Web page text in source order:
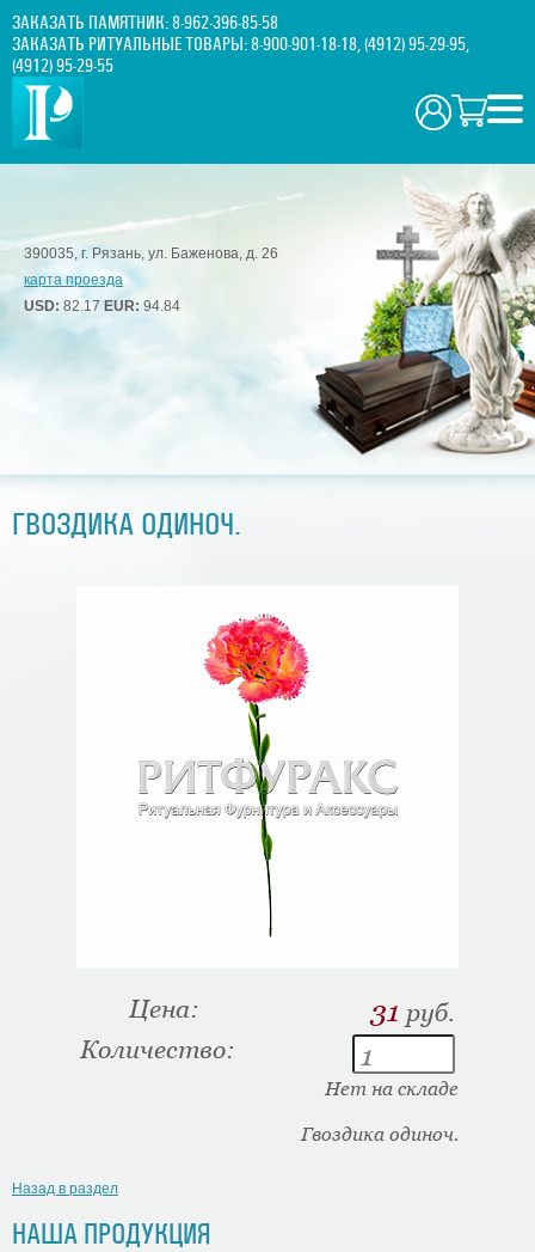
ЗАКАЗАТЬ ПАМЯТНИК:8-962-396-85-58
ЗАКАЗАТЬ РИТУАЛЬНЫЕ ТОВАРЫ:8-900-901-18-18,(4912) 95-29-95,
(4912) 95-29-55
390035, г. Рязань, ул. Баженова, д. 26
карта проезда
USD: 82.17 EUR: 94.84
НАША ПРОДУКЦИЯ
ГВОЗДИКА ОДИНОЧ.
Цена: 31 руб.
Количество:
Нет на складе
Гвоздика одиноч.
Назад в раздел